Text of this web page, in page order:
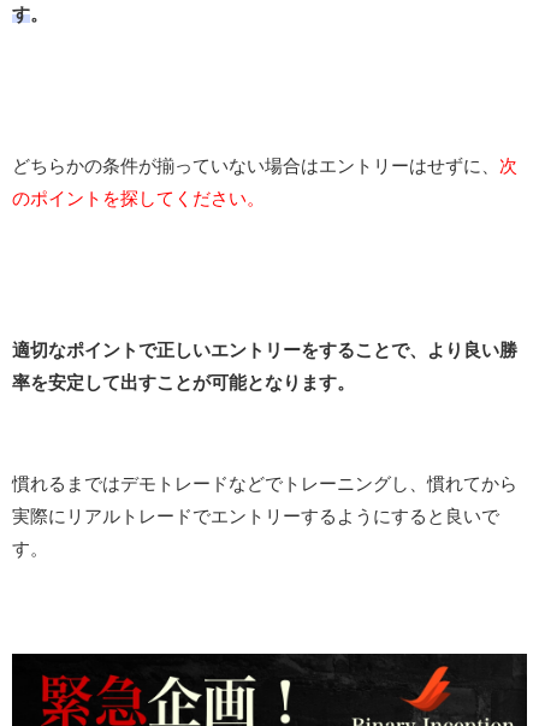
す 。
どちらかの条件が揃っていない場合はエントリーはせずに、 次
のポイントを探してください。
適切なポイントで正しいエントリーをすることで、より良い勝
率を安定して出すことが可能となります。
慣れるまではデモトレードなどでトレーニングし、慣れてから
実際にリアルトレードでエントリーするようにすると良いで
す。